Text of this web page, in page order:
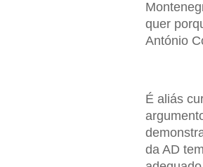
quer
António
É aliás
da AD